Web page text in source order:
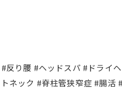
り腰 #ヘッドスパ #ドライ
ネック #脊柱管狭窄症 #腸活